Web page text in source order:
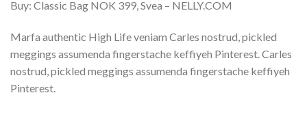
Buy: Classic Bag NOK 399, Svea – NELLY.COM
Marfa authentic High Life veniam Carles nostrud, pickled
meggings assumenda fingerstache keffiyeh Pinterest. Carles
nostrud, pickled meggings assumenda fingerstache keffiyeh
Pinterest.